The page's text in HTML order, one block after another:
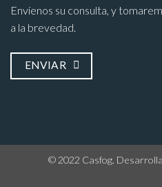
Envíenos su consulta, y
a la brevedad.
ENVIAR
© 2022 Casfog.